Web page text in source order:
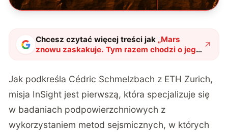
Chcesz czytać więcej treści jak „Mars
znowu zaskakuje. Tym razem chodzi o jego
podpowierzchniowe struktury"?
Jak podkreśla Cédric Schmelzbach z ETH Zurich,
misja InSight jest pierwszą, która specjalizuje się
w badaniach podpowierzchniowych z
wykorzystaniem metod sejsmicznych, w których